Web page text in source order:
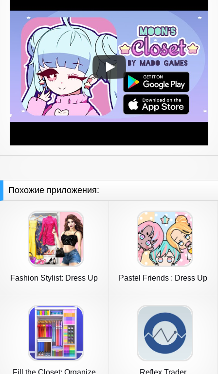
Похожие приложения:
Fashion Stylist: Dress Up
Pastel Friends : Dress Up
Fill the Closet: Organize Reflex Trader